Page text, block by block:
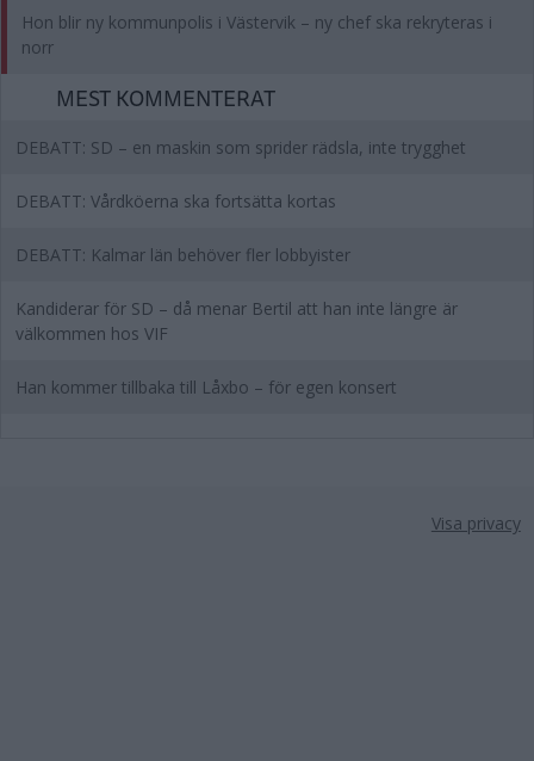
Hon blir ny kommunpolis i Västervik – ny chef ska rekryteras i
norr
MEST KOMMENTERAT
DEBATT: SD – en maskin som sprider rädsla, inte trygghet
DEBATT: Vårdköerna ska fortsätta kortas
DEBATT: Kalmar län behöver fler lobbyister
Kandiderar för SD – då menar Bertil att han inte längre är
välkommen hos VIF
Han kommer tillbaka till Låxbo – för egen konsert
Visa privacy